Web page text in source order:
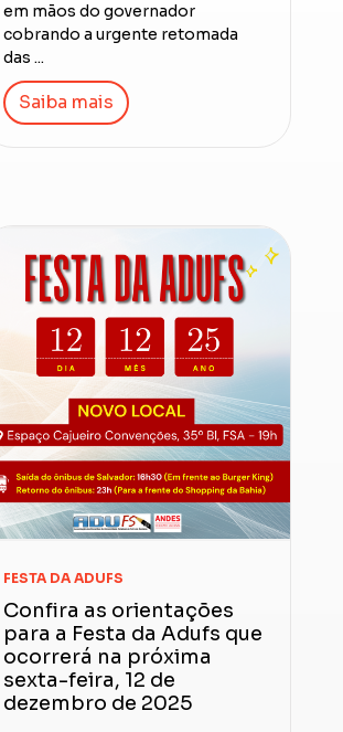
em mãos do governador
cobrando a urgente retomada
das ...
Saiba mais
FESTA DA ADUFS
Confira as orientações
para a Festa da Adufs que
ocorrerá na próxima
sexta-feira, 12 de
dezembro de 2025